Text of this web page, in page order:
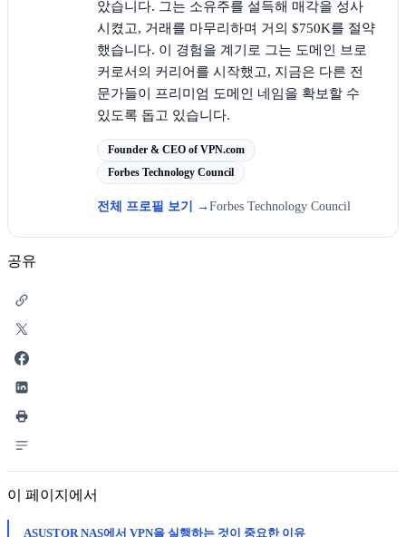
았습니다. 그는 소유주를 설득해 매각을 성사
시켰고, 거래를 마무리하며 거의 $750K를 절약
했습니다. 이 경험을 계기로 그는 도메인 브로
커로서의 커리어를 시작했고, 지금은 다른 전
문가들이 프리미엄 도메인 네임을 확보할 수
있도록 돕고 있습니다.
Founder & CEO of VPN.com
Forbes Technology Council
전체 프로필 보기 → Forbes Technology Council
공유
이 페이지에서
ASUSTOR NAS에서 VPN을 실행하는 것이 중요한 이유